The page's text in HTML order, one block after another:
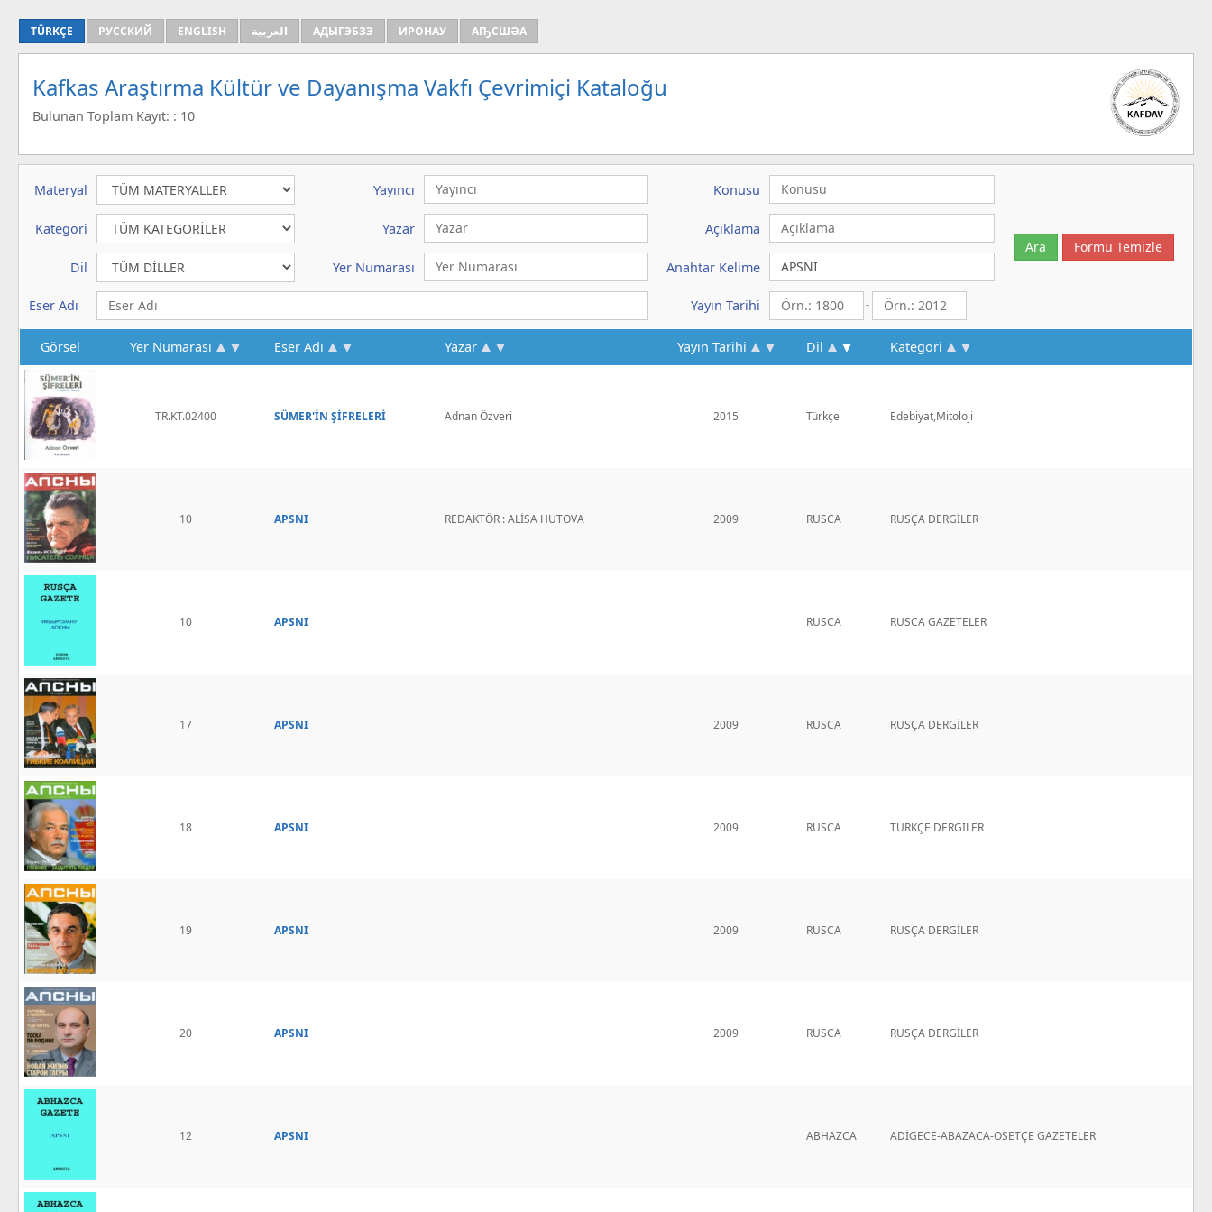
TÜRKÇE РУССКИЙ ENGLISH العربية АДЫГЭБЗЭ ИРОНАУ АҦСШӘА
Kafkas Araştırma Kültür ve Dayanışma Vakfı Çevrimiçi Kataloğu
Bulunan Toplam Kayıt: : 10
Materyal Yayıncı Konusu
Kategori Yazar Açıklama
Dil Yer Numarası Anahtar Kelime
Eser Adı Yayın Tarihi -
Görsel Yer Numarası Eser Adı Yazar Yayın Tarihi Dil Kategori
TR.KT.02400 SÜMER'İN ŞİFRELERİ Adnan Özveri 2015 Türkçe Edebiyat,Mitoloji
10 APSNI REDAKTÖR : ALİSA HUTOVA 2009 RUSCA RUSÇA DERGİLER
10 APSNI RUSCA RUSCA GAZETELER
17 APSNI 2009 RUSCA RUSÇA DERGİLER
18 APSNI 2009 RUSCA TÜRKÇE DERGİLER
19 APSNI 2009 RUSCA RUSÇA DERGİLER
20 APSNI 2009 RUSCA RUSÇA DERGİLER
12 APSNI ABHAZCA ADİGECE-ABAZACA-OSETÇE GAZETELER